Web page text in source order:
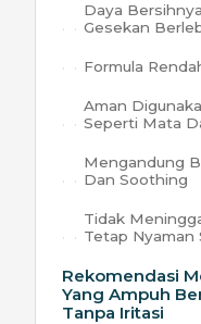
Daya
Gesekan
Formula
Aman
Seperti Mata
Mengandung
Dan Soothing
Tidak
Tetap Nyaman
Rekomendasi
Yang Ampuh
Tanpa Iritasi